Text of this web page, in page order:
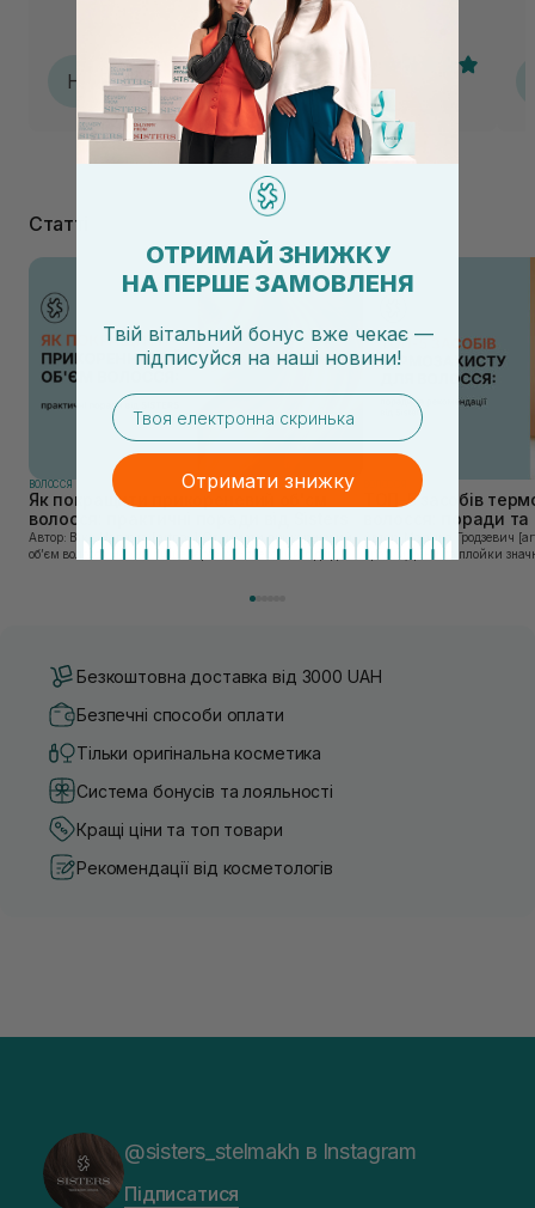
Н Наталія
29.07.2026, 11:52
Статті
ВОЛОССЯ
Як покращити прикореневий об'єм
волосся: практичні поради від Sisters
Автор: Віка Нагорна [artnav] Отримати прикореневий
об’єм волосся можна лише через комплексний підхід:
ТОП-5 засобів
волосся: поради
Sisters
Автор: Марʼяна Гродзевич [artnav] Сучасні
праски, фени та плойки
Безкоштовна доставка від 3000 UAH
Безпечні способи оплати
Тільки оригінальна косметика
Система бонусів та лояльності
Кращі ціни та топ товари
Рекомендації від косметологів
@sisters_stelmakh в Instagram
Підписатися
ОТРИМАЙ ЗНИЖКУ
НА ПЕРШЕ ЗАМОВЛЕНЯ
Твій вітальний бонус вже чекає —
підписуйся на наші новини!
email
Отримати знижку